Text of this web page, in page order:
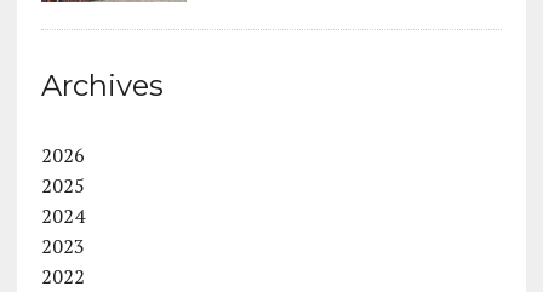
Archives
2026
2025
2024
2023
2022